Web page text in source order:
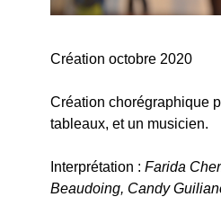
Création octobre 2020
Création chorégraphique
tableaux, et un musicien.
Interprétation : Farida
Beaudoing, Candy